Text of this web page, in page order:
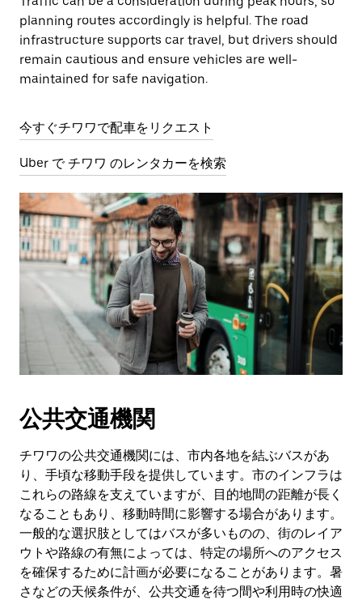
planning routes accordingly is helpful. The road
infrastructure supports car travel, but drivers should
remain cautious and ensure vehicles are well-
maintained for safe navigation.
今すぐチワワで配車をリクエスト
Uber で チワワ のレンタカーを検索
公共交通機関
チワワの公共交通機関には、市内各地を結ぶバスがあ
り、手頃な移動手段を提供しています。市のインフラは
これらの路線を支えていますが、目的地間の距離が長く
なることもあり、移動時間に影響する場合があります。
一般的な選択肢としてはバスが多いものの、街のレイア
ウトや路線の有無によっては、特定の場所へのアクセス
を確保するために計画が必要になることがあります。暑
さなどの天候条件が、公共交通を待つ間や利用時の快適